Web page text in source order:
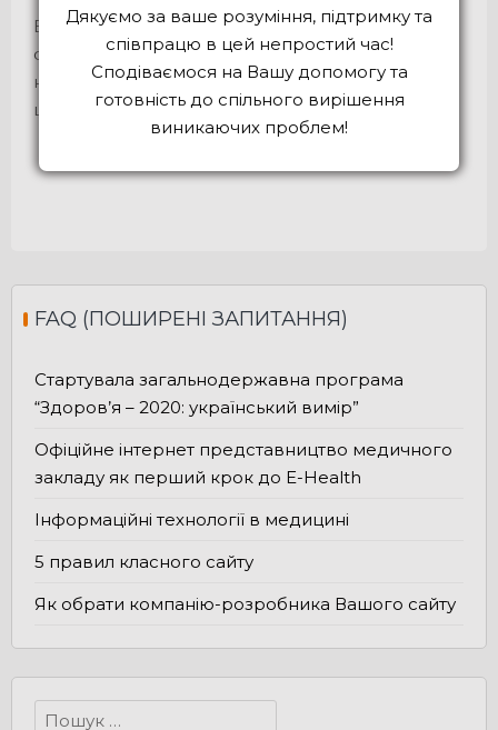
Все, що в наших силах створити та розробити
самостійно без залучення Замовника, ми
намагаємось реалізовувати, оскільки ми
цінуємо час наш клієнтів.
FAQ (ПОШИРЕНІ ЗАПИТАННЯ)
Стартувала загальнодержавна програма
“Здоров’я – 2020: український вимір”
Офіційне інтернет представництво медичного
закладу як перший крок до E-Health
Інформаційні технології в медицині
5 правил класного сайту
Як обрати компанію-розробника Вашого сайту
Пошук:
Дякуємо за ваше розуміння, підтримку та
співпрацю в цей непростий час!
Сподіваємося на Вашу допомогу та
готовність до спільного вирішення
виникаючих проблем!